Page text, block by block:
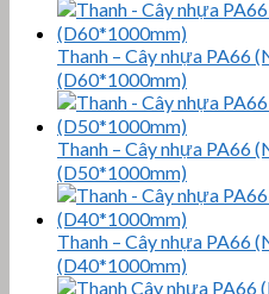
Thanh – Cây nhựa PA66
(D60*1000mm)
Thanh – Cây nhựa PA66
(D50*1000mm)
Thanh – Cây nhựa PA66
(D40*1000mm)